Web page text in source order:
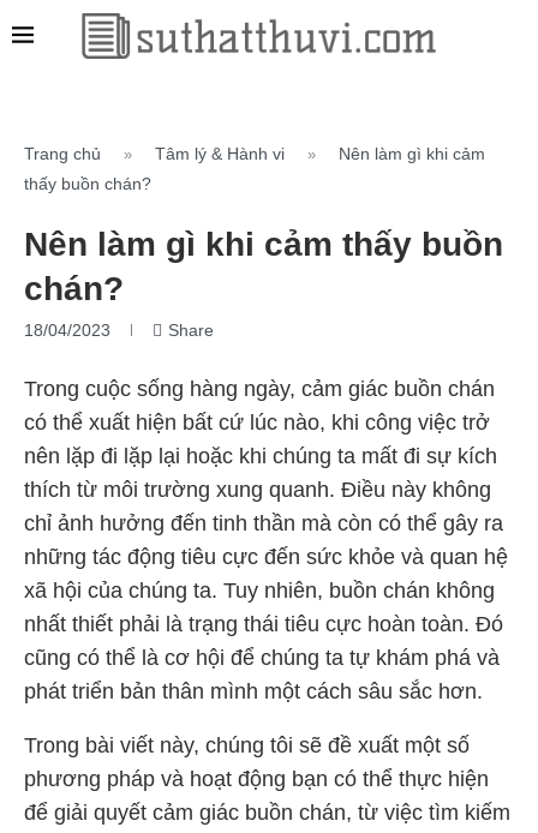
Trang chủ » Tâm lý & Hành vi »
Nên làm gì khi cảm
thấy buồn chán?
Nên làm gì khi cảm thấy buồn
chán?
18/04/2023 Share
Trong cuộc sống hàng ngày, cảm giác buồn chán
có thể xuất hiện bất cứ lúc nào, khi công việc trở
nên lặp đi lặp lại hoặc khi chúng ta mất đi sự kích
thích từ môi trường xung quanh. Điều này không
chỉ ảnh hưởng đến tinh thần mà còn có thể gây ra
những tác động tiêu cực đến sức khỏe và quan hệ
xã hội của chúng ta. Tuy nhiên, buồn chán không
nhất thiết phải là trạng thái tiêu cực hoàn toàn. Đó
cũng có thể là cơ hội để chúng ta tự khám phá và
phát triển bản thân mình một cách sâu sắc hơn.
Trong bài viết này, chúng tôi sẽ đề xuất một số
phương pháp và hoạt động bạn có thể thực hiện
để giải quyết cảm giác buồn chán, từ việc tìm kiếm